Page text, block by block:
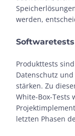
werden,
Produkttests
Datenschutz
stärken. Zu
White-Box-Tests
letzten Phasen